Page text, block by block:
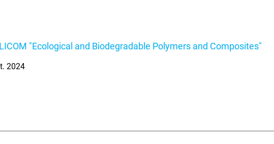
"Ecological and Biodegradable Polymers and Composites"
2024